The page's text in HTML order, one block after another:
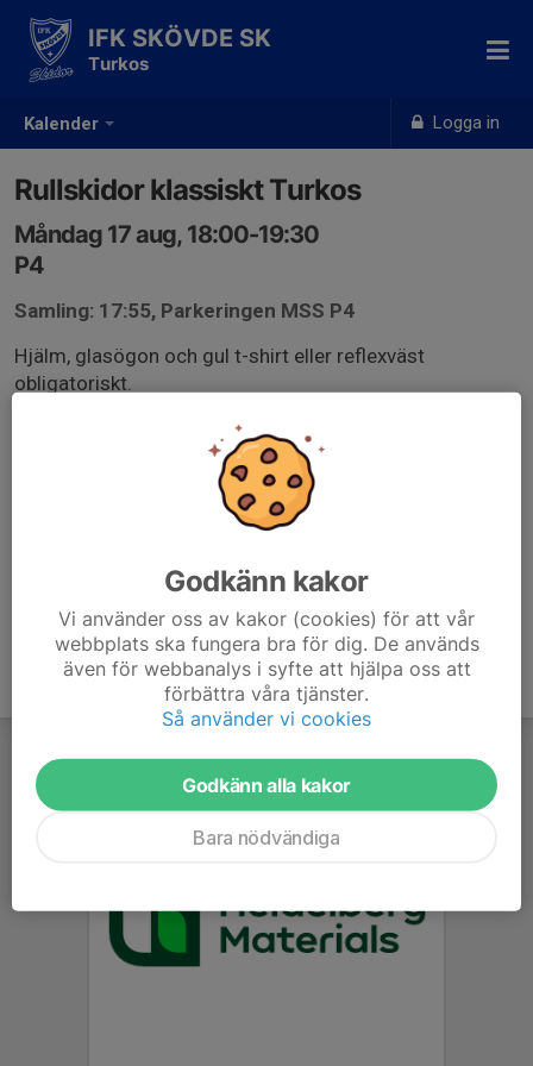
Kalender Logga in
IFK SKÖVDE SK
Turkos
Rullskidor klassiskt Turkos
Måndag 17 aug, 18:00-19:30
P4
Samling: 17:55, Parkeringen MSS P4
Hjälm, glasögon och gul t-shirt eller reflexväst
obligatoriskt.
Endast kallade kan anmäla sig till aktiviteten. 21 personer är
Godkänn kakor
Vi använder oss av kakor (cookies) för att vår
webbplats ska fungera bra för dig. De används
även för webbanalys i syfte att hjälpa oss att
förbättra våra tjänster.
Så använder vi cookies
Godkänn alla kakor
Bara nödvändiga